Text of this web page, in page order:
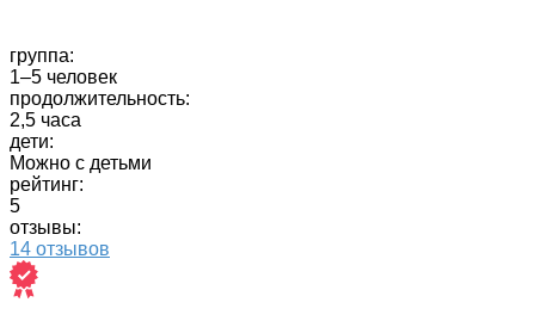
группа:
1–5 человек
продолжительность:
2,5 часа
дети:
Можно с детьми
рейтинг:
5
отзывы:
14 отзывов